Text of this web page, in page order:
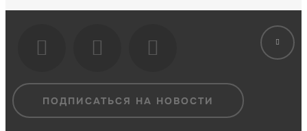
ПОДПИСАТЬСЯ НА НОВОСТИ